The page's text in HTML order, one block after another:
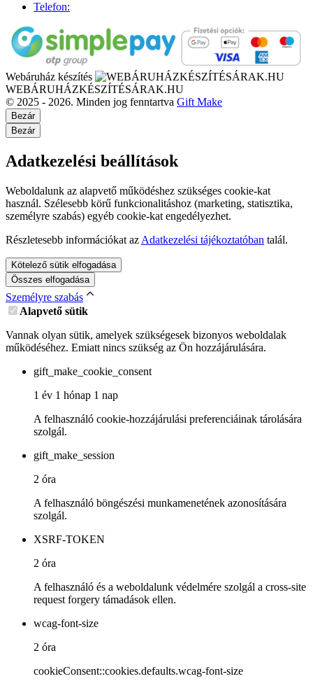
Telefon:
Webáruház készítés
WEBÁRUHÁZKÉSZÍTÉSÁRAK.HU
© 2025 - 2026. Minden jog fenntartva Gift Make
Bezár
Bezár
Adatkezelési beállítások
Weboldalunk az alapvető működéshez szükséges cookie-kat
használ. Szélesebb körű funkcionalitáshoz (marketing, statisztika,
személyre szabás) egyéb cookie-kat engedélyezhet.
Részletesebb információkat az Adatkezelési tájékoztatóban talál.
Kötelező sütik elfogadása
Összes elfogadása
Személyre szabás
Alapvető sütik
Vannak olyan sütik, amelyek szükségesek bizonyos weboldalak
működéséhez. Emiatt nincs szükség az Ön hozzájárulására.
gift_make_cookie_consent
1 év 1 hónap 1 nap
A felhasználó cookie-hozzájárulási preferenciáinak tárolására
szolgál.
gift_make_session
2 óra
A felhasználó böngészési munkamenetének azonosítására
szolgál.
XSRF-TOKEN
2 óra
A felhasználó és a weboldalunk védelmére szolgál a cross-site
request forgery támadások ellen.
wcag-font-size
2 óra
cookieConsent::cookies.defaults.wcag-font-size